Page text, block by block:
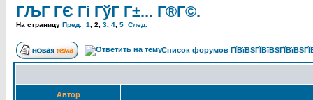
ГЉГ ГЄ Гі ГўГ Г±... Г®Г©.
На страницу Пред. 1 2 3 4 5 След.
Список форумов
Автор